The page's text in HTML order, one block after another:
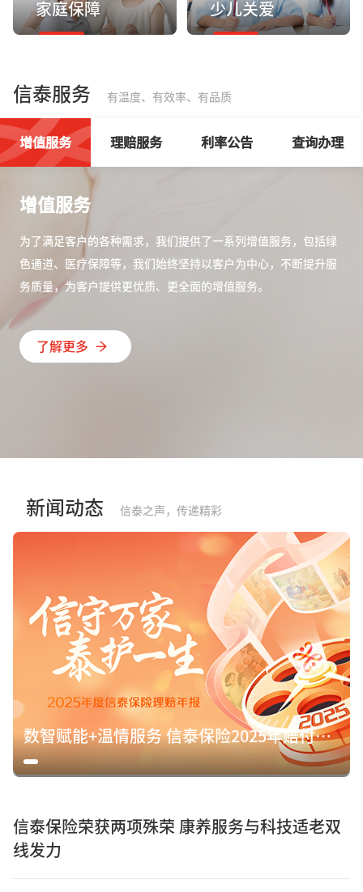
家庭保障 少儿关爱
信泰服务 有温度、有效率、有品质
增值服务
为了满足客户的各种需求，我们提供了一系列增值服务，包括绿
色通道、医疗保障等，我们始终坚持以客户为中心，不断提升服
务质量，为客户提供更优质、更全面的增值服务。
了解更多
增值服务 理赔服务 利率公告 查询办理
新闻动态 信泰之声，传递精彩
数智赋能+温情服务 信泰保险2025年赔付15.8亿元诠释保险初心
信泰保险荣获两项殊荣 康养服务与科技适老双
线发力